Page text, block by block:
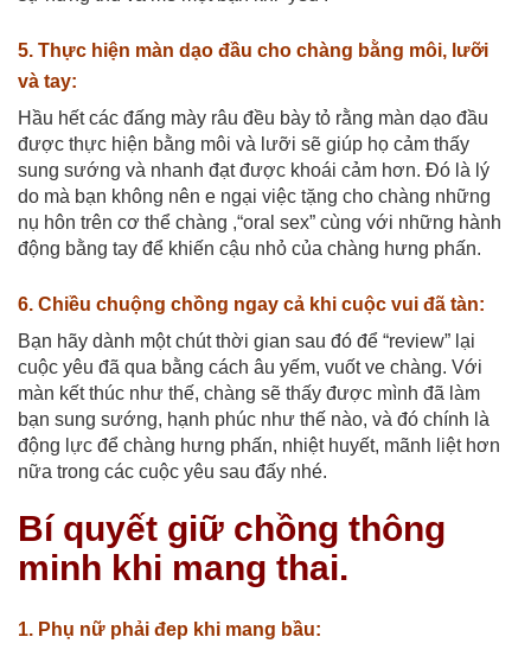
5. Thực hiện màn dạo đầu cho chàng bằng môi, lưỡi
và tay:
Hầu hết các đấng mày râu đều bày tỏ rằng màn dạo đầu
được thực hiện bằng môi và lưỡi sẽ giúp họ cảm thấy
sung sướng và nhanh đạt được khoái cảm hơn. Đó là lý
do mà bạn không nên e ngại việc tặng cho chàng những
nụ hôn trên cơ thể chàng ,“oral sex” cùng với những hành
động bằng tay để khiến cậu nhỏ của chàng hưng phấn.
6. Chiều chuộng chồng ngay cả khi cuộc vui đã tàn:
Bạn hãy dành một chút thời gian sau đó để “review” lại
cuộc yêu đã qua bằng cách âu yếm, vuốt ve chàng. Với
màn kết thúc như thế, chàng sẽ thấy được mình đã làm
bạn sung sướng, hạnh phúc như thế nào, và đó chính là
động lực để chàng hưng phấn, nhiệt huyết, mãnh liệt hơn
nữa trong các cuộc yêu sau đấy nhé.
Bí quyết giữ chồng thông
minh khi mang thai.
1. Phụ nữ phải đep khi mang bầu: